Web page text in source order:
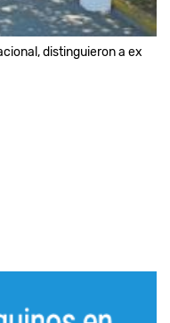
distinguieron a ex